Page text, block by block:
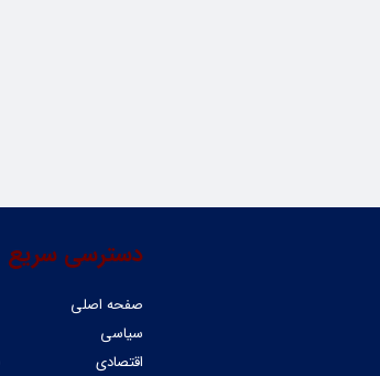
دسترسی سریع
صفحه اصلی
سیاسی
اقتصادی